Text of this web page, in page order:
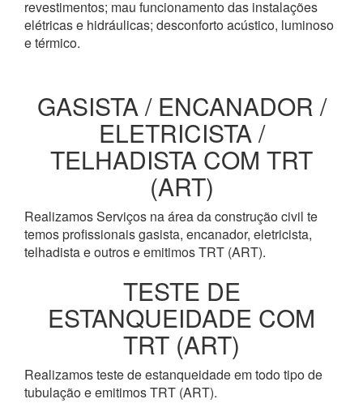
revestimentos; mau funcionamento das instalações
elétricas e hidráulicas; desconforto acústico, luminoso
e térmico.
GASISTA / ENCANADOR /
ELETRICISTA /
TELHADISTA COM TRT
(ART)
Realizamos Serviços na área da construção civil te
temos profissionais gasista, encanador, eletricista,
telhadista e outros e emitimos TRT (ART).
TESTE DE
ESTANQUEIDADE COM
TRT (ART)
Realizamos teste de estanqueidade em todo tipo de
tubulação e emitimos TRT (ART).